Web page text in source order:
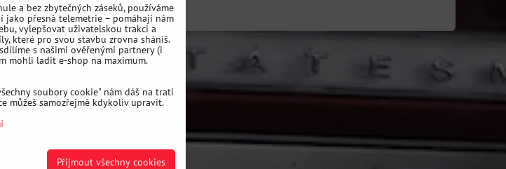
a bez zbytečných záseků, používáme
jako přesná telemetrie – pomáhají nám
vylepšovat uživatelskou trakci a
které pro svou stavbu zrovna sháníš.
s našimi ověřenými partnery (i
mohli ladit e-shop na maximum.
soubory cookie" nám dáš na trati
můžeš samozřejmě kdykoliv upravit.
Přijmout všechny cookies